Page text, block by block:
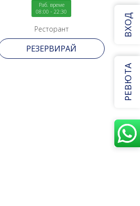
Раб. време
08:00 - 22:30
Ресторант
РЕЗЕРВИРАЙ
ВХОД
РЕВЮТА